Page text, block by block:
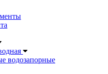
водозапорные